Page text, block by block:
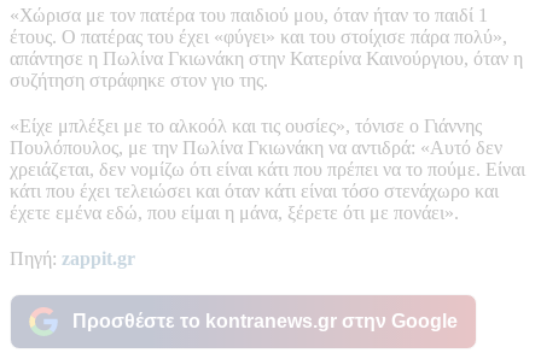
«Χώρισα με τον πατέρα του παιδιού μου, όταν ήταν το παιδί 1
έτους. Ο πατέρας του έχει «φύγει» και του στοίχισε πάρα πολύ»,
απάντησε η Πωλίνα Γκιωνάκη στην Κατερίνα Καινούργιου, όταν η
συζήτηση στράφηκε στον γιο της.
«Είχε μπλέξει με το αλκοόλ και τις ουσίες», τόνισε ο Γιάννης
Πουλόπουλος, με την Πωλίνα Γκιωνάκη να αντιδρά: «Αυτό δεν
χρειάζεται, δεν νομίζω ότι είναι κάτι που πρέπει να το πούμε. Είναι
κάτι που έχει τελειώσει και όταν κάτι είναι τόσο στενάχωρο και
έχετε εμένα εδώ, που είμαι η μάνα, ξέρετε ότι με πονάει».
Πηγή: zappit.gr
Προσθέστε το kontranews.gr στην Google